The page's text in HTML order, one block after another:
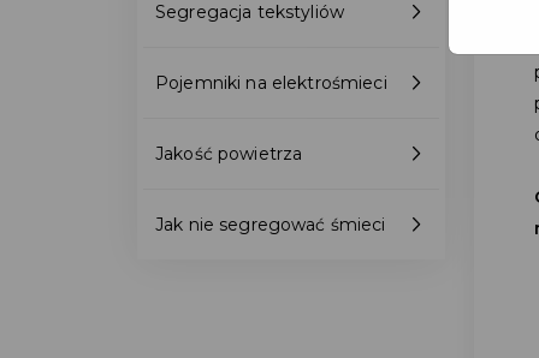
Segregacja tekstyliów
Pojemniki na elektrośmieci
Jakość powietrza
Jak nie segregować śmieci